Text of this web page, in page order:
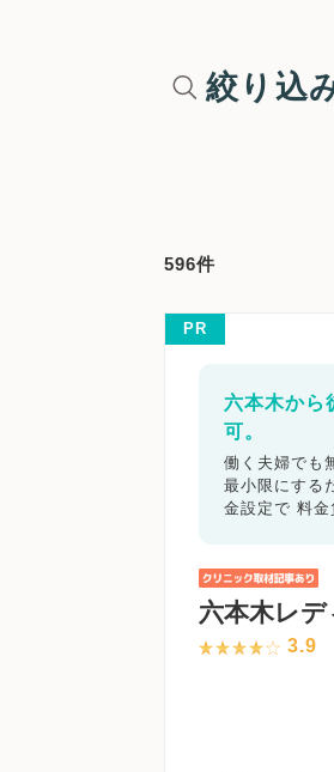
絞り込
596件
PR
六本木から
可。
働く夫婦でも
最小限にする
金設定で 料金
六本木レ
3.9